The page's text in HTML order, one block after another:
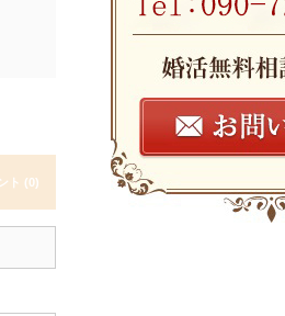
ト (0)